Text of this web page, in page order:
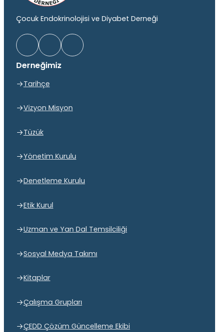
Çocuk Endokrinolojisi ve Diyabet Derneği
Derneğimiz
Tarihçe
Vizyon Misyon
Tüzük
Yönetim Kurulu
Denetleme Kurulu
Etik Kurul
Uzman ve Yan Dal Temsilciliği
Sosyal Medya Takımı
Kitaplar
Çalışma Grupları
ÇEDD Çözüm Güncelleme Ekibi